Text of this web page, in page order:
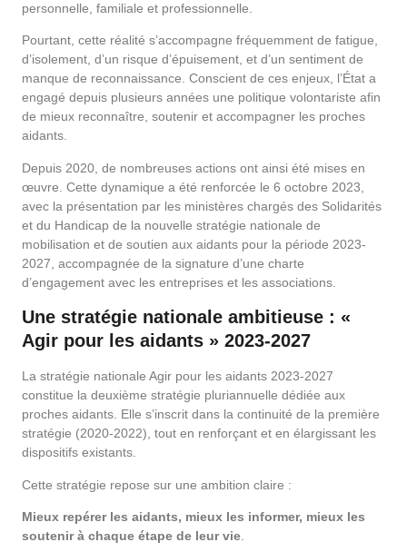
personnelle, familiale et professionnelle.
Pourtant, cette réalité s’accompagne fréquemment de fatigue,
d’isolement, d’un risque d’épuisement, et d’un sentiment de
manque de reconnaissance. Conscient de ces enjeux, l’État a
engagé depuis plusieurs années une politique volontariste afin
de mieux reconnaître, soutenir et accompagner les proches
aidants.
Depuis 2020, de nombreuses actions ont ainsi été mises en
œuvre. Cette dynamique a été renforcée le 6 octobre 2023,
avec la présentation par les ministères chargés des Solidarités
et du Handicap de la nouvelle stratégie nationale de
mobilisation et de soutien aux aidants pour la période 2023-
2027, accompagnée de la signature d’une charte
d’engagement avec les entreprises et les associations.
Une stratégie nationale ambitieuse : «
Agir pour les aidants » 2023-2027
La stratégie nationale Agir pour les aidants 2023-2027
constitue la deuxième stratégie pluriannuelle dédiée aux
proches aidants. Elle s’inscrit dans la continuité de la première
stratégie (2020-2022), tout en renforçant et en élargissant les
dispositifs existants.
Cette stratégie repose sur une ambition claire :
Mieux repérer les aidants, mieux les informer, mieux les
soutenir à chaque étape de leur vie